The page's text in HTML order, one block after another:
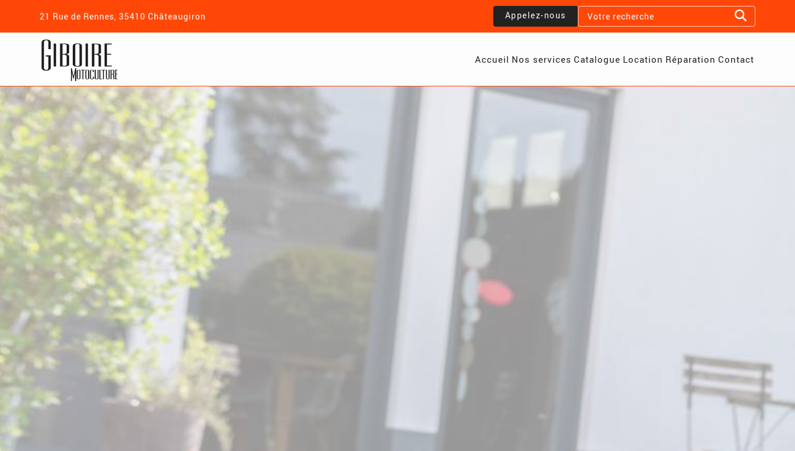
21 Rue de Rennes, 35410 Châteaugiron Appelez-nous
Accueil Nos services Catalogue Location Réparation Contact